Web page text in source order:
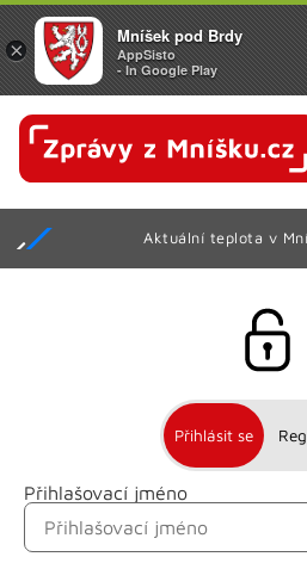
Aktuální teplota v
Přihlásit se
Přihlašovací jméno
Jméno
×
Mníšek pod Brdy
AppSisto
- In Google Play